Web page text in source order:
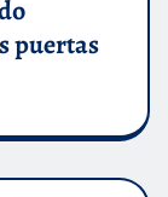
puertas